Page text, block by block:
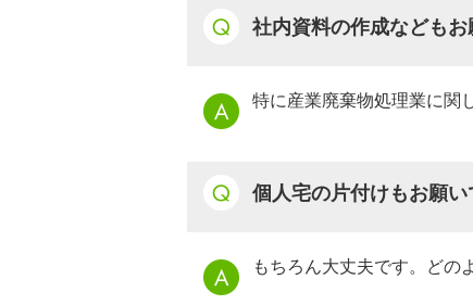
社内資料の作成などもお
特に産業廃棄物処理業に関
個人宅の片付けもお願い
もちろん大丈夫です。どの